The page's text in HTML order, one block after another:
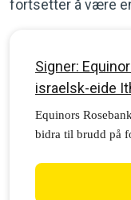
fortsetter å være
Signer:
israelsk-eide
Equinors
bidra til brudd på